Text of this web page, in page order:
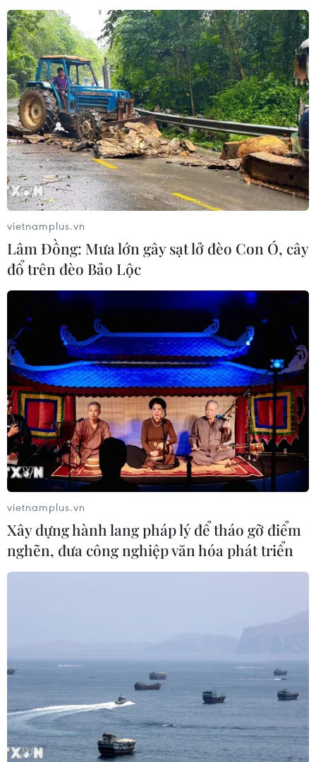
TIN CÙNG CHUYÊN MỤC
vietnamplus.vn
Lâm Đồng: Mưa lớn gây sạt lở đèo Con Ó, cây
đổ trên đèo Bảo Lộc
vietnamplus.vn
Xây dựng hành lang pháp lý để tháo gỡ điểm
nghẽn, đưa công nghiệp văn hóa phát triển